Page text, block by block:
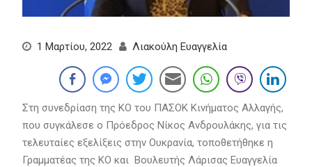
1 Μαρτίου, 2022 Λιακούλη Ευαγγελία
Στη συνεδρίαση της ΚΟ του ΠΑΣΟΚ Κινήματος Αλλαγής,
που συγκάλεσε ο Πρόεδρος Νίκος Ανδρουλάκης, για τις
τελευταίες εξελίξεις στην Ουκρανία, τοποθετήθηκε η
Γραμματέας της ΚΟ και Βουλευτής Λάρισας Ευαγγελία